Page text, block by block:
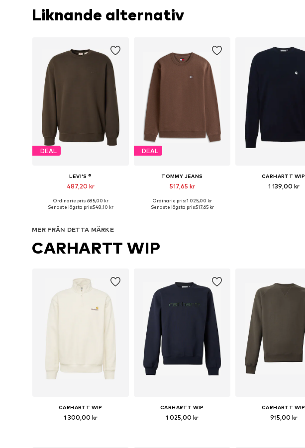
Liknande alternativ
DEAL
LEVI'S ®
487,20 kr
Ordinarie pris: 685,00 kr
Senaste lägsta pris:548,10 kr
DEAL
TOMMY JEANS
517,65 kr
Tillgängliga storlekar: S, M, L, XL
Ordinarie pris: 1 025,00 kr
Senaste lägsta pris:517,65 kr
CARHARTT WIP
1 139,00 kr
MER FRÅN DETTA MÄRKE
CARHARTT WIP
CARHARTT WIP
1 300,00 kr
CARHARTT WIP
1 025,00 kr
CARHARTT WIP
915,00 kr